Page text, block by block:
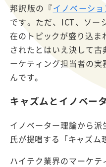
邦訳版の『イノベーシ
です。ただ、ICT、ソー
在のトピックが盛り込
されたとはいえ決して
ーケティング担当者の
んです。
キャズムとイノベー
イノベーター理論から
氏が提唱する「キャズム
ハイテク業界のマーケ